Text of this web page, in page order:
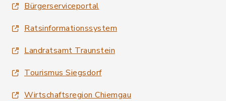
Bürgerserviceportal
Ratsinformationssystem
Landratsamt Traunstein
Tourismus Siegsdorf
Wirtschaftsregion Chiemgau